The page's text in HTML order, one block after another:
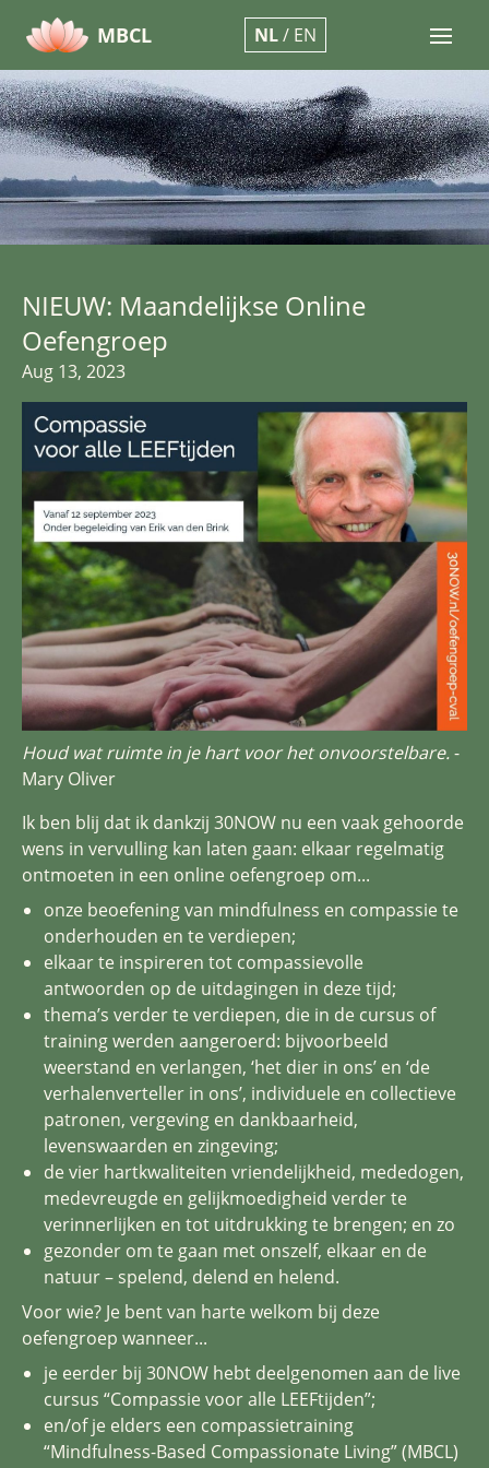
MBCL NL/ EN
NIEUW: Maandelijkse Online
Oefengroep
Aug 13, 2023
Houd wat ruimte in je hart voor het onvoorstelbare.-
Mary Oliver
Ik ben blij dat ik dankzij 30NOW nu een vaak gehoorde
wens in vervulling kan laten gaan: elkaar regelmatig
ontmoeten in een online oefengroep om...
onze beoefening van mindfulness en compassie te
onderhouden en te verdiepen;
elkaar te inspireren tot compassievolle
antwoorden op de uitdagingen in deze tijd;
thema’s verder te verdiepen, die in de cursus of
training werden aangeroerd: bijvoorbeeld
weerstand en verlangen, ‘het dier in ons’ en ‘de
verhalenverteller in ons’, individuele en collectieve
patronen, vergeving en dankbaarheid,
levenswaarden en zingeving;
de vier hartkwaliteiten vriendelijkheid, mededogen,
medevreugde en gelijkmoedigheid verder te
verinnerlijken en tot uitdrukking te brengen; en zo
gezonder om te gaan met onszelf, elkaar en de
natuur – spelend, delend en helend.
Voor wie? Je bent van harte welkom bij deze
oefengroep wanneer...
je eerder bij 30NOW hebt deelgenomen aan de live
cursus “Compassie voor alle LEEFtijden”;
en/of je elders een compassietraining
“Mindfulness-Based Compassionate Living” (MBCL)